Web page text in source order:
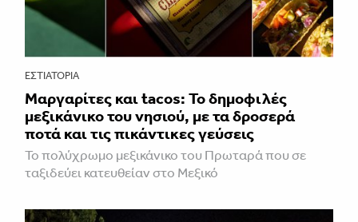
ΕΣΤΙΑΤΌΡΙΑ
Μαργαρίτες και tacos: Το δημοφιλές
μεξικάνικο του νησιού, με τα δροσερά
ποτά και τις πικάντικες γεύσεις
Το πολύχρωμο μεξικάνικο του Πρωταρά που σε
ταξιδεύει κατευθείαν στο Μεξικό